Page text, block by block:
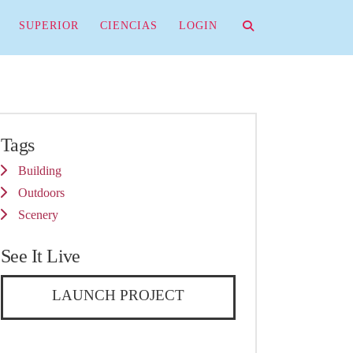
SUPERIOR CIENCIAS LOGIN
Tags
Building
Outdoors
Scenery
See It Live
LAUNCH PROJECT